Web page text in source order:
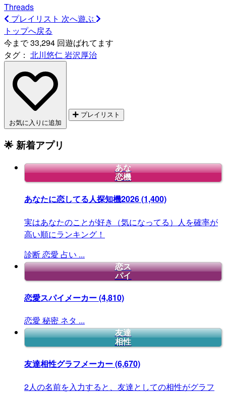
Threads
プレイリスト 次へ遊ぶ
トップへ戻る
今まで 33,294 回遊ばれてます
タグ： 北川悠仁 岩沢厚治
お気に入りに追加
プレイリスト
🌟 新着アプリ
あな
恋機
あなたに恋してる人探知機2026(1,400)
実はあなたのことが好き（気になってる）人を確率が
高い順にランキング！
診断恋愛 占い ...
恋ス
パイ
恋愛スパイメーカー(4,810)
恋愛 秘密 ネタ ...
友達
相性
友達相性グラフメーカー(6,670)
2人の名前を入力すると、友達としての相性がグラフ